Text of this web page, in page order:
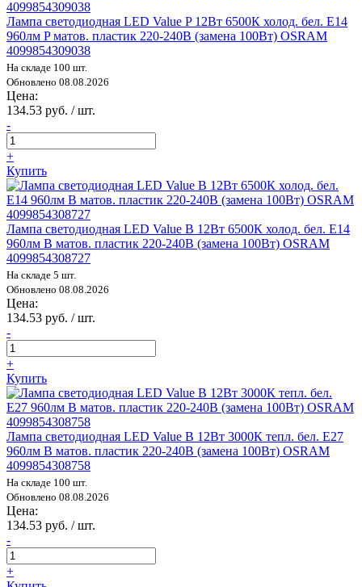
Лампа светодиодная LED Value P 12Вт 6500К холод. бел. E14
960лм P матов. пластик 220-240В (замена 100Вт) OSRAM
4099854309038
На складе 100 шт.
Обновлено 08.08.2026
Цена:
134.53 руб. / шт.
-
+
Купить
Лампа светодиодная LED Value B 12Вт 6500К холод. бел. E14
960лм B матов. пластик 220-240В (замена 100Вт) OSRAM
4099854308727
На складе 5 шт.
Обновлено 08.08.2026
Цена:
134.53 руб. / шт.
-
+
Купить
Лампа светодиодная LED Value B 12Вт 3000К тепл. бел. E27
960лм B матов. пластик 220-240В (замена 100Вт) OSRAM
4099854308758
На складе 100 шт.
Обновлено 08.08.2026
Цена:
134.53 руб. / шт.
-
+